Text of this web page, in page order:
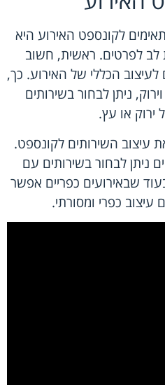
לקונספט האירוע היא
לפרטים. ראשית, חשוב
הכללי של האירוע. כך,
ניתן לבחור בשירותים
ירוק או עץ.
השירותים לקונספט.
ניתן לבחור בשירותים עם
בעוד שבאירועים כפריים אפשר
כפרי ומסורתי.